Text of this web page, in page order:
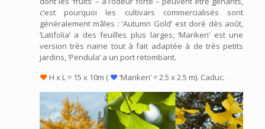
c’est pourquoi les cultivars commercialisés sont
généralement mâles : ‘Autumn Gold’ est doré dès août,
‘Latifolia’ a des feuilles plus larges, ‘Mariken’ est une
version très naine tout à fait adaptée à de très petits
jardins, ‘Pendula’ a un port retombant.
♥ H x L = 15 x 10m ( ♥‘Mariken’ = 2.5 x 2.5 m). Caduc.